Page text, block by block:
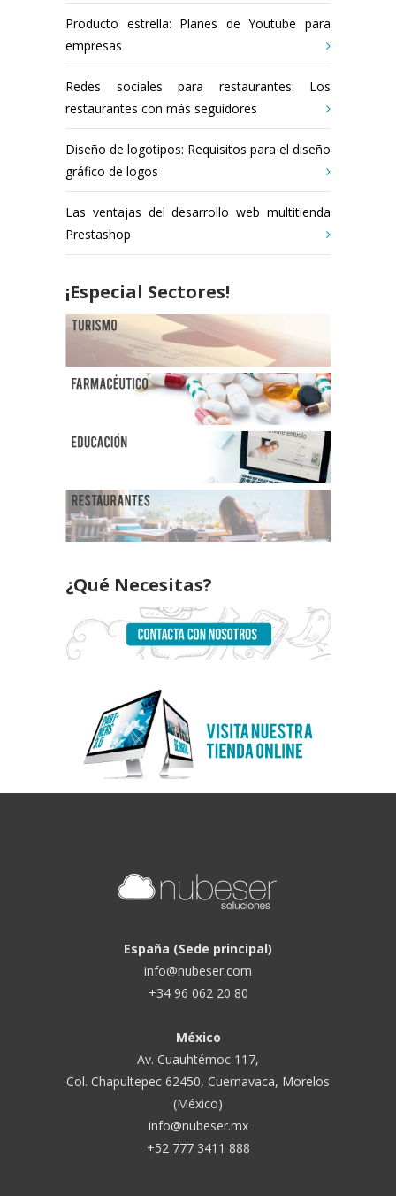
Producto estrella: Planes de Youtube para
empresas
Redes sociales para restaurantes: Los
restaurantes con más seguidores
Diseño de logotipos: Requisitos para el diseño
gráfico de logos
Las ventajas del desarrollo web multitienda
Prestashop
¡Especial Sectores!
¿Qué Necesitas?
España (Sede principal)
info@nubeser.com
+34 96 062 20 80
México
Av. Cuauhtémoc 117,
Col. Chapultepec 62450, Cuernavaca, Morelos
(México)
info@nubeser.mx
+52 777 3411 888